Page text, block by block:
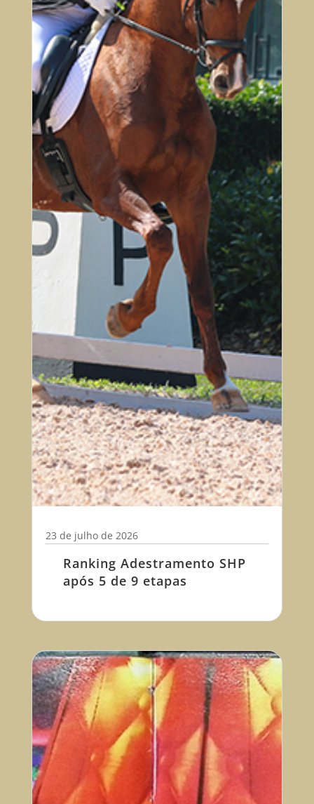
Ranking Adestramento SHP
após 5 de 9 etapas
23 de julho de 2026